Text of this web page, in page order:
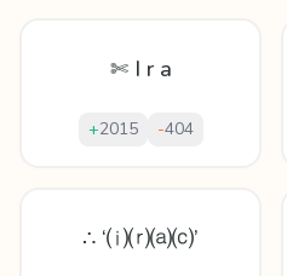
✄ I r a
+2015 -404
∴ ‘⒤⒭⒜⒞’